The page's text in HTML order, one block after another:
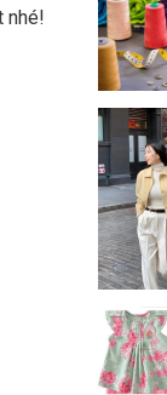
nhé!